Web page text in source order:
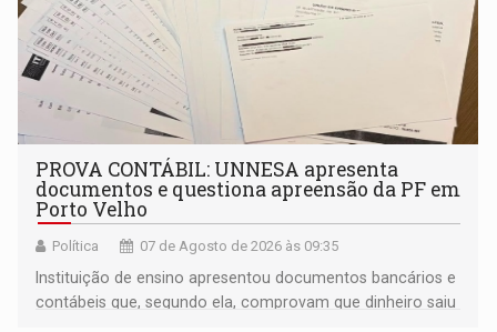
PROVA CONTÁBIL: UNNESA apresenta
documentos e questiona apreensão da PF em
Porto Velho
Política 07 de Agosto de 2026 às 09:35
Instituição de ensino apresentou documentos bancários e
contábeis que, segundo ela, comprovam que dinheiro saiu